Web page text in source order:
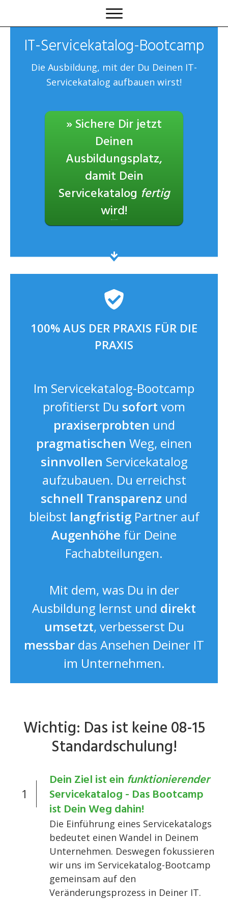
IT-Servicekatalog-Bootcamp
Die Ausbildung, mit der Du Deinen IT-
Servicekatalog aufbauen wirst!
» Sichere Dir jetzt
Deinen
Ausbildungsplatz,
damit Dein
Servicekatalog fertig
wird!
100% AUS DER PRAXIS FÜR DIE
PRAXIS
Im Servicekatalog-Bootcamp
profitierst Du sofort vom
praxiserprobten und
pragmatischen Weg, einen
sinnvollen Servicekatalog
aufzubauen. Du erreichst
schnell Transparenz und
bleibst langfristigPartner auf
Augenhöhe für Deine
Fachabteilungen.
Mit dem, was Du in der
Ausbildung lernst und direkt
umsetzt, verbesserst Du
messbar das Ansehen Deiner IT
im Unternehmen.
Wichtig: Das ist keine 08-15
Standardschulung!
1
Dein Ziel ist ein funktionierender
Servicekatalog - Das Bootcamp
ist Dein Weg dahin!
Die Einführung eines Servicekatalogs
bedeutet einen Wandel in Deinem
Unternehmen. Deswegen fokussieren
wir uns im Servicekatalog-Bootcamp
gemeinsam auf den
Veränderungsprozess in Deiner IT.